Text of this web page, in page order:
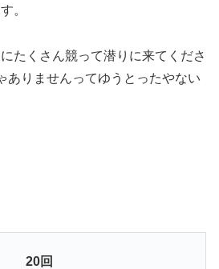
。
たくさん競って潜りに来てくださ
りませんってゆうとったやない
20回